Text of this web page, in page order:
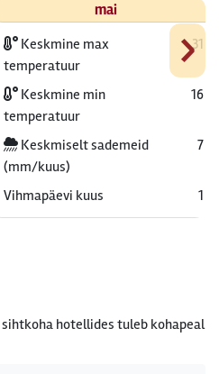
›
mai
Keskmine max
temperatuur
31
Keskmine min
temperatuur
16
Keskmiselt sademeid
(mm/kuus)
7
Vihmapäevi kuus 1
hotellides tuleb kohapeal